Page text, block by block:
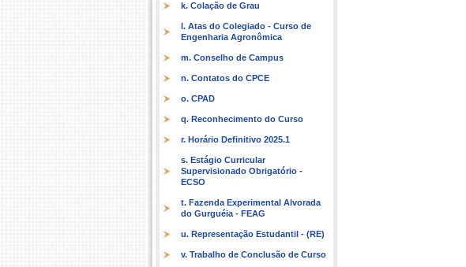
k. Colação de Grau
l. Atas do Colegiado - Curso de
Engenharia Agronômica
m. Conselho de Campus
n. Contatos do CPCE
o. CPAD
q. Reconhecimento do Curso
r. Horário Definitivo 2025.1
s. Estágio Curricular
Supervisionado Obrigatório -
ECSO
t. Fazenda Experimental Alvorada
do Gurguéia - FEAG
u. Representação Estudantil - (RE)
v. Trabalho de Conclusão de Curso